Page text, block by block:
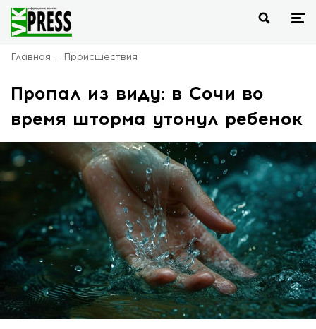
Главная Происшествия
Пропал из виду: в Сочи во
время шторма утонул ребенок